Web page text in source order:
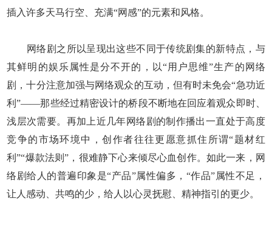
插入许多天马行空、充满“网感”的元素和风格。
网络剧之所以呈现出这些不同于传统剧集的新特点，与
其鲜明的娱乐属性是分不开的，以“用户思维”生产的网络
剧，十分注意加强与网络观众的互动，但有时未免会“急功近
利”——那些经过精密设计的桥段不断地在回应着观众即时、
浅层次需要。再加上近几年网络剧的制作播出一直处于高度
竞争的市场环境中，创作者往往更愿意抓住所谓“题材红
利”“爆款法则”，很难静下心来倾尽心血创作。如此一来，网
络剧给人的普遍印象是“产品”属性偏多，“作品”属性不足，
让人感动、共鸣的少，给人以心灵抚慰、精神指引的更少。